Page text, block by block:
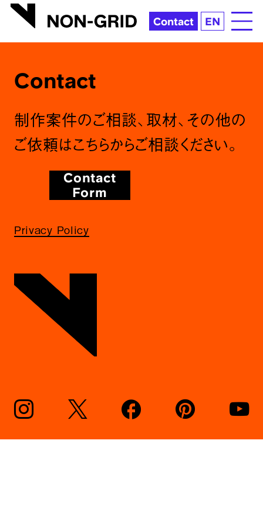
NON-GRID INC.ノングリッド | ブランディング・デザイン制作会社
Contact EN
xxxxxxxxxxxxxxx
Contact
制作案件のご相談、取材、その他の
ご依頼はこちらからご相談ください。
Contact
Form
Privacy Policy